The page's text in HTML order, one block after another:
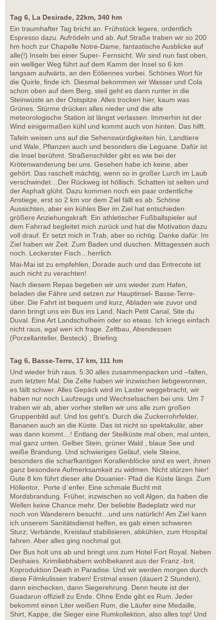
Tag 6, La Desirade, 22km, 340 hm
Ein traumhafter Tag bricht an. Frühstück legere, ordentlich
Espresso dazu. Aufrödeln und ab. Auf Straße traben wir so 200
hm hoch zur Chapelle Notre-Dame, fantastische Ausblicke auf
alle(!) Inseln bei einer Super- Fernsicht. Wir sind nun fast oben,
ein welliger Weg führt auf dem Kamm der Insel so 6 km
langsam aufwärts, an den Eóliennes vorbei. Schönes Wort für
die Quirle, finde ich. Diesmal bekommen wir Wasser und Cola
schon oben auf dem Berg, steil geht es dann runter in die
Steinwüste an der Ostspitze. Alles trocken hier, kaum was
Grünes. Stürme drücken alles nieder und die alte
meteorologische Station ist längst verlassen. Immerhin ist der
Wind einigermaßen kühl und kommt auch von hinten. Das hilft.
Tafeln weisen uns auf die Sehenswürdigkeiten hin, Landtiere
und Wale, Pflanzen auch und besonders die Leguane. Dafür ist
die Insel berühmt. Straßenschilder gibt es wie bei der
Krötenwanderung bei uns. Gesehen habe ich keine, aber
gehört. Das raschelt mächtig, wenn so in großer Lurch im Laub
verschwindet…Der Rückweg ist höllisch. Schatten ist selten und
der Asphalt glüht. Dazu kommen noch ein paar ordentliche
Anstiege, erst so 2 km vor dem Ziel fällt es ab. Schöne
Aussichten, aber ein kühles Bier im Ziel hat entschieden
größere Anziehungskraft. Ein athletischer Fußballspieler auf
dem Fahrrad begleitet mich zurück und hat die Motivation dazu
voll drauf. Er setzt mich in Trab, aber so richtig. Danke dafür. Im
Ziel haben wir Zeit. Zum Baden und duschen. Mittagessen auch
noch. Leckerster Fisch…herrlich.
Mai-Mai ist zu empfehlen, Dorade auch und das Entrecote ist
auch nicht zu verachten!
Nach diesem Repas begeben wir uns wieder zum Hafen,
beladen die Fähre und setzen zur Hauptinsel- Basse-Terre-
über. Die Fahrt ist bequem und kurz, Abladen wie zuvor und
dann bringt uns ein Bus ins Land. Nach Petit Canal, Site du
Duval. Eine Art Landschulheim oder so etwas. Ich kriegs einfach
nicht raus, egal wen ich frage. Zeltbau, Abendessen
(Porzellanteller, Besteck) , Briefing.
Tag 6, Basse-Terre, 17 km, 111 hm
Und wieder früh raus. 5:30 alles zusammenpacken und –falten,
zum letzten Mal. Die Zelte haben wir inzwischen liebgewonnen,
es fällt schwer. Alles Gepäck wird im Laster weggebracht, wir
haben nur noch Laufzeugs und Wechselsachen bei uns. Um 7
traben wir ab, aber vorher stellen wir uns alle zum großen
Gruppenbild auf. Und los geht’s. Durch die Zuckerrohrfelder,
Bananen auch an die Küste. Das ist nicht so spektakulär, aber
was dann kommt…! Entlang der Steilküste mal oben, mal unten,
mal ganz unten. Gelber Stein, grüner Wald , blaue See und
weiße Brandung. Und schwieriges Geläuf, viele Steine,
besonders die scharfkantigen Korallenblöcke sind es wert, ihnen
ganz besondere Aufmerksamkeit zu widmen. Nicht stürzen hier!
Gute 8 km führt dieser alte Douanier- Pfad die Küste längs. Zum
Höllentor, Porte d`enfer. Eine schmale Bucht mit
Mordsbrandung. Früher, inzwischen so voll Algen, da haben die
Wellen keine Chance mehr. Der beliebte Badeplatz wird nur
noch von Wanderern besucht…und uns natürlich! Am Ziel kann
ich unserem Sanitätsdienst helfen, es gab einen schweren
Sturz; Verbände, Kreislauf stabilisieren, abkühlen, zum Hospital
fahren. Aber alles ging nochmal gut.
Der Bus holt uns ab und bringt uns zum Hotel Fort Royal. Neben
Deshaies. Krimiliebhabern wohlbekannt aus der Franz.-brit.
Koproduktion Death in Paradise. Und wir werden morgen durch
diese Filmkulissen traben! Erstmal essen (dauert 2 Stunden),
dann einchecken, dann Siegerehrung. Denn heute ist der
Guadarun offiziell zu Ende. Ohne Ende gibt es Rum. Jeder
bekommt einen Liter weißen Rum, die Läufer eine Medaille,
Shirt, Kappe, die Sieger eine Rumkollektion, also alles top! Und